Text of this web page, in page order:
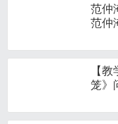
范仲
范仲
【
笼》